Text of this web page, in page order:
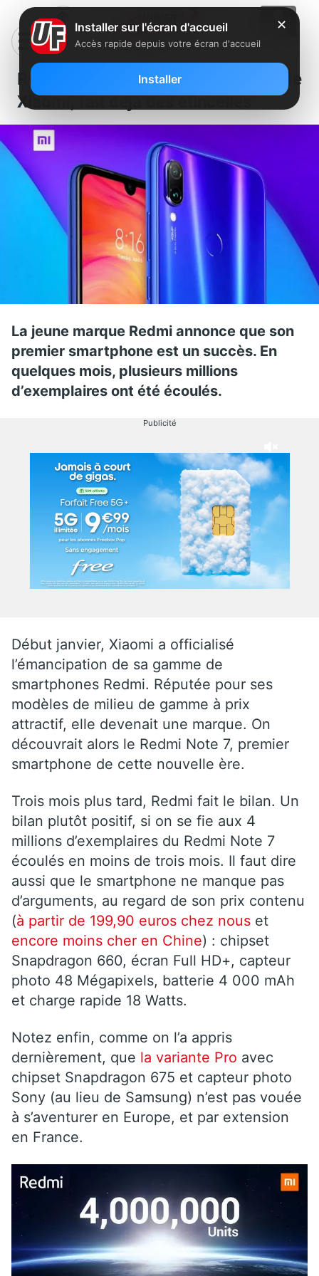
Redmi, la nouvelle marque de
Xiaomi, fait déjà des étincelles
La jeune marque Redmi annonce que son
premier smartphone est un succès. En
quelques mois, plusieurs millions
d’exemplaires ont été écoulés.
Publicité
Début janvier, Xiaomi a officialisé
l’émancipation de sa gamme de
smartphones Redmi. Réputée pour ses
modèles de milieu de gamme à prix
attractif, elle devenait une marque. On
découvrait alors le Redmi Note 7, premier
smartphone de cette nouvelle ère.
Trois mois plus tard, Redmi fait le bilan. Un
bilan plutôt positif, si on se fie aux 4
millions d’exemplaires du Redmi Note 7
écoulés en moins de trois mois. Il faut dire
aussi que le smartphone ne manque pas
d’arguments, au regard de son prix contenu
(à partir de 199,90 euros chez nous et
encore moins cher en Chine) : chipset
Snapdragon 660, écran Full HD+, capteur
photo 48 Mégapixels, batterie 4 000 mAh
et charge rapide 18 Watts.
Notez enfin, comme on l’a appris
dernièrement, que la variante Pro avec
chipset Snapdragon 675 et capteur photo
Sony (au lieu de Samsung) n’est pas vouée
à s’aventurer en Europe, et par extension
en France.
✕
Installer sur l'écran d'accueil
Accès rapide depuis votre écran d'accueil
Installer